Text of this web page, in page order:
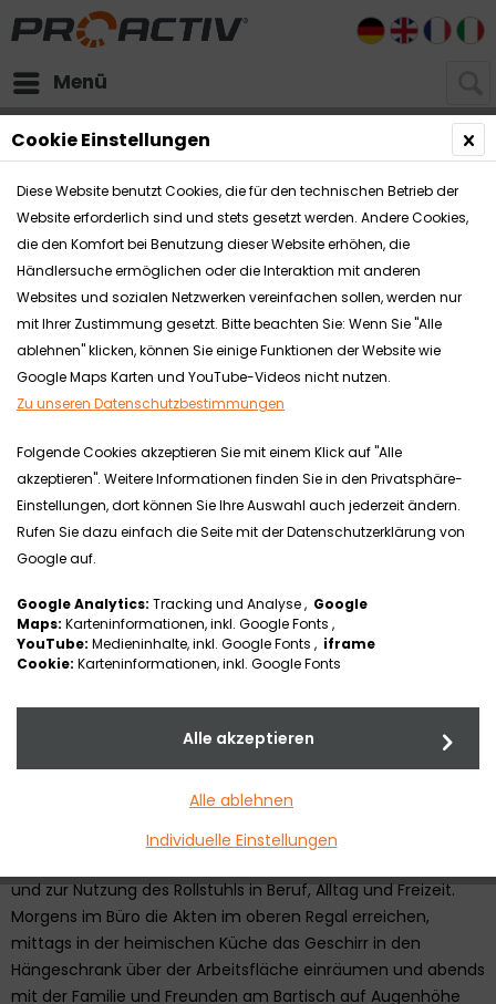
Menü
DE EN FR
Aktuelles
News
NEUHEIT: Rollstuhl LIFT activ mit Sitzhöhenverstellung
NEUHEIT: Rollstuhl LIFT activ mit
Sitzhöhenverstellung
Reha-Technik 23.06.22
NEU: LIFT activ mit 30 cm
Der LIFT activ eignet sich aufgrund des (im Vergleich zum
und zur Nutzung des Rollstuhls in Beruf, Alltag und Freizeit.
Morgens im Büro die Akten im oberen Regal erreichen,
mittags in der heimischen Küche das Geschirr in den
Hängeschrank über der Arbeitsfläche einräumen und abends
mit der Familie und Freunden am Bartisch auf Augenhöhe
Cookie Einstellungen
Diese Website benutzt Cookies, die für den technischen Betrieb der
Website erforderlich sind und stets gesetzt werden. Andere Cookies,
die den Komfort bei Benutzung dieser Website erhöhen, die
Händlersuche ermöglichen oder die Interaktion mit anderen
Websites und sozialen Netzwerken vereinfachen sollen, werden nur
mit Ihrer Zustimmung gesetzt. Bitte beachten Sie: Wenn Sie "Alle
ablehnen" klicken, können Sie einige Funktionen der Website wie
Google Maps Karten und YouTube-Videos nicht nutzen.
Zu unseren Datenschutzbestimmungen
Folgende Cookies akzeptieren Sie mit einem Klick auf "Alle
akzeptieren". Weitere Informationen finden Sie in den Privatsphäre-
Einstellungen, dort können Sie Ihre Auswahl auch jederzeit ändern.
Rufen Sie dazu einfach die Seite mit der Datenschutzerklärung von
Google auf.
Google Analytics: Tracking und Analyse , Google
Maps: Karteninformationen, inkl. Google Fonts ,
YouTube: Medieninhalte, inkl. Google Fonts , iframe
Cookie: Karteninformationen, inkl. Google Fonts
Individuelle Einstellungen
Alle ablehnen
Alle akzeptieren